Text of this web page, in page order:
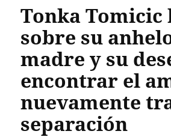
Tonka Tomicic
sobre su
madre y su
encontrar el
nuevamente
separación